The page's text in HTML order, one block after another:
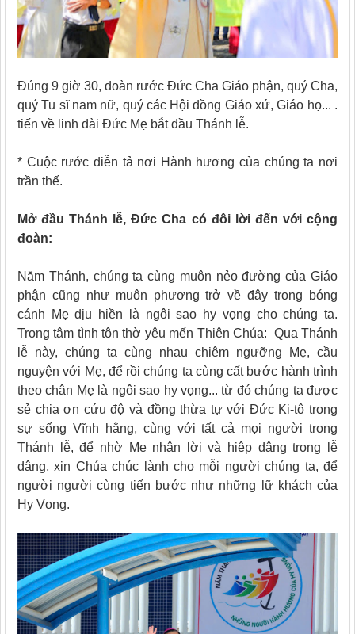
Đúng 9 giờ 30, đoàn rước Đức Cha Giáo phận, quý Cha,
quý Tu sĩ nam nữ, quý các Hội đồng Giáo xứ, Giáo họ... .
tiến về linh đài Đức Mẹ bắt đầu Thánh lễ.
* Cuộc rước diễn tả nơi Hành hương của chúng ta nơi
trần thế.
Mở đầu Thánh lễ, Đức Cha có đôi lời đến với cộng
đoàn:
Năm Thánh, chúng ta cùng muôn nẻo đường của Giáo
phận cũng như muôn phương trở về đây trong bóng
cánh Mẹ dịu hiền là ngôi sao hy vọng cho chúng ta.
Trong tâm tình tôn thờ yêu mến Thiên Chúa: Qua Thánh
lễ này, chúng ta cùng nhau chiêm ngưỡng Mẹ, cầu
nguyện với Mẹ, để rồi chúng ta cùng cất bước hành trình
theo chân Mẹ là ngôi sao hy vọng... từ đó chúng ta được
sẻ chia ơn cứu độ và đồng thừa tự với Đức Ki-tô trong
sự sống Vĩnh hằng, cùng với tất cả mọi người trong
Thánh lễ, để nhờ Mẹ nhận lời và hiệp dâng trong lễ
dâng, xin Chúa chúc lành cho mỗi người chúng ta, để
người người cùng tiến bước như những lữ khách của
Hy Vọng.